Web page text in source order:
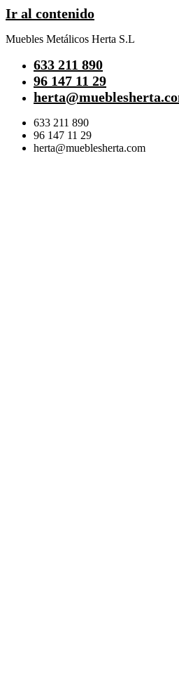
Ir al contenido
Muebles Metálicos Herta S.L
633 211 890
96 147 11 29
633 211 890
96 147 11 29
herta@mueblesherta.com